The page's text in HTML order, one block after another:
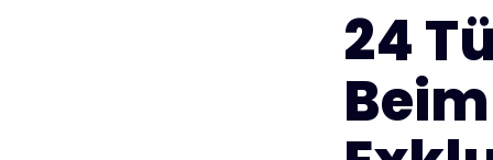
24